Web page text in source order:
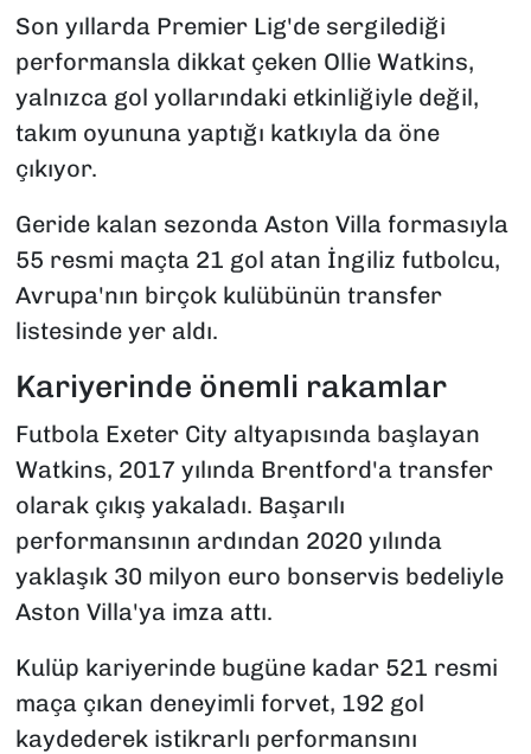
Son yıllarda Premier Lig'de sergilediği
performansla dikkat çeken Ollie Watkins,
yalnızca gol yollarındaki etkinliğiyle değil,
takım oyununa yaptığı katkıyla da öne
çıkıyor.
Geride kalan sezonda Aston Villa formasıyla
55 resmi maçta 21 gol atan İngiliz futbolcu,
Avrupa'nın birçok kulübünün transfer
listesinde yer aldı.
Kariyerinde önemli rakamlar
Futbola Exeter City altyapısında başlayan
Watkins, 2017 yılında Brentford'a transfer
olarak çıkış yakaladı. Başarılı
performansının ardından 2020 yılında
yaklaşık 30 milyon euro bonservis bedeliyle
Aston Villa'ya imza attı.
Kulüp kariyerinde bugüne kadar 521 resmi
maça çıkan deneyimli forvet, 192 gol
kaydederek istikrarlı performansını